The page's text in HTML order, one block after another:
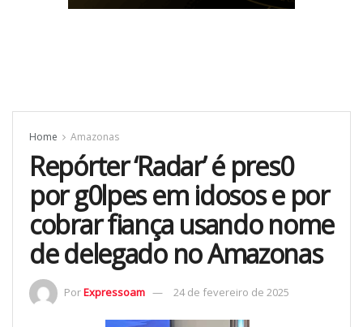
Home Amazonas
Repórter ‘Radar’ é pres0
por g0lpes em idosos e por
cobrar fiança usando nome
de delegado no Amazonas
PorExpressoam 24 de fevereiro de 2025